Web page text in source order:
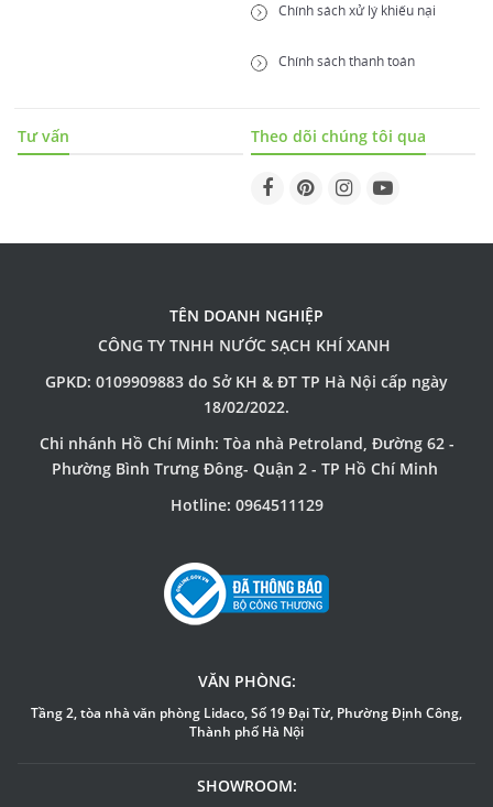
Chính sách xử lý khiếu nại
Chính sách thanh toán
Tư vấn Theo dõi chúng tôi qua
TÊN DOANH NGHIỆP
CÔNG TY TNHH NƯỚC SẠCH KHÍ XANH
GPKD: 0109909883 do Sở KH & ĐT TP Hà Nội cấp ngày
18/02/2022.
Chi nhánh Hồ Chí Minh: Tòa nhà Petroland, Đường 62 -
Phường Bình Trưng Đông- Quận 2 - TP Hồ Chí Minh
Hotline: 0964511129
VĂN PHÒNG:
Tầng 2, tòa nhà văn phòng Lidaco, Số 19 Đại Từ, Phường Định Công,
Thành phố Hà Nội
SHOWROOM: